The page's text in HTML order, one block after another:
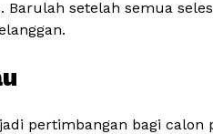
setelah semua
pertimbangan bagi